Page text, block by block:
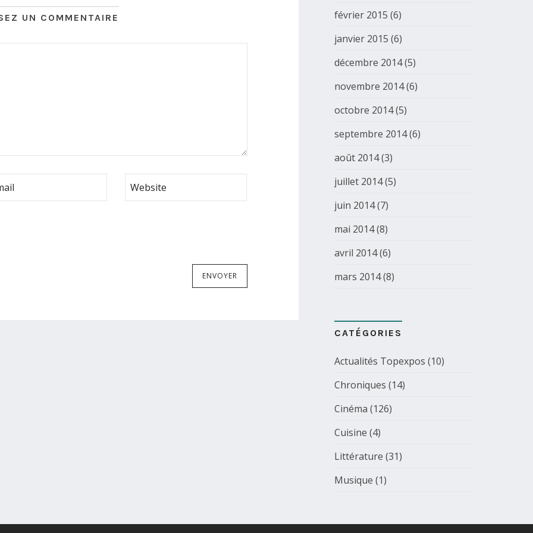
UN COMMENTAIRE février 2015 (6)
janvier 2015 (6)
décembre 2014(5)
novembre 2014(6)
octobre 2014(5)
septembre 2014(6)
août 2014(3)
juillet 2014(5)
juin 2014(7)
mai 2014(8)
avril 2014(6)
mars 2014(8)
CATÉGORIES
Actualités Topexpos (10)
Chroniques (14)
Cinéma (126)
Cuisine (4)
Littérature (31)
Musique (1)